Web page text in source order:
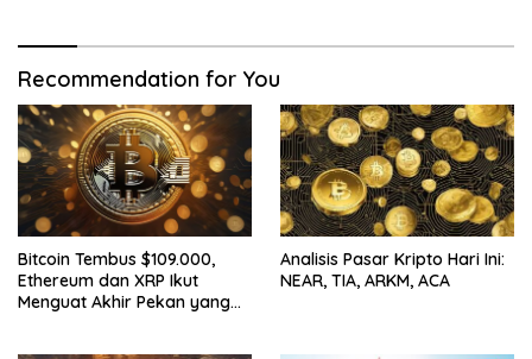
Recommendation for You
Bitcoin Tembus $109.000,
Ethereum dan XRP Ikut
Menguat Akhir Pekan yang
Analisis Pasar Kripto Hari Ini:
NEAR, TIA, ARKM, ACA